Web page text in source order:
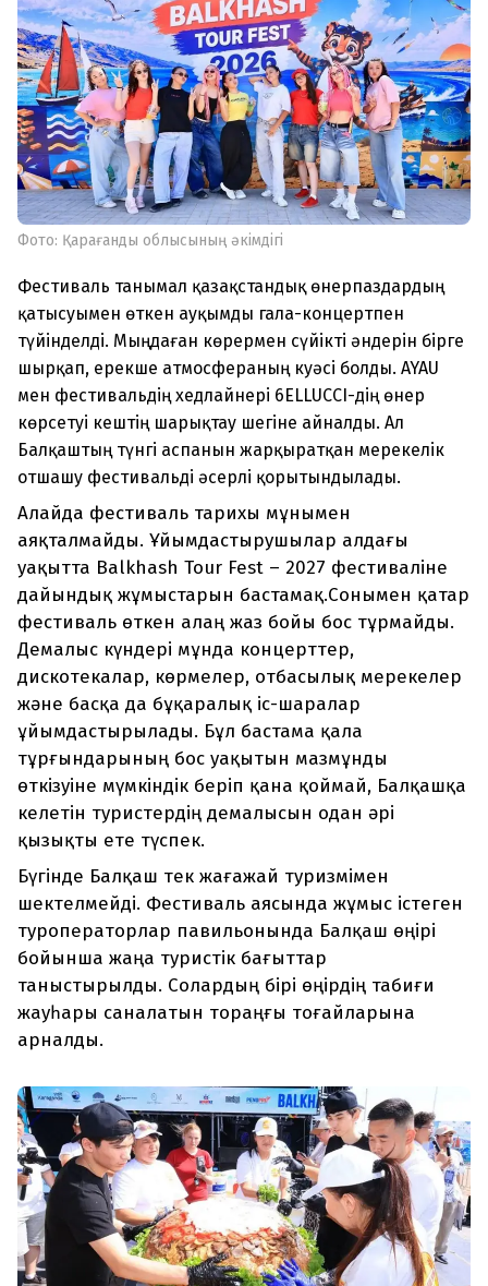
Фото: Қарағанды облысының әкімдігі
Фестиваль танымал қазақстандық өнерпаздардың
қатысуымен өткен ауқымды гала-концертпен
түйінделді. Мыңдаған көрермен сүйікті әндерін бірге
шырқап, ерекше атмосфераның куәсі болды. AYAU
мен фестивальдің хедлайнері 6ELLUCCI-дің өнер
көрсетуі кештің шарықтау шегіне айналды. Ал
Балқаштың түнгі аспанын жарқыратқан мерекелік
отшашу фестивальді әсерлі қорытындылады.
Алайда фестиваль тарихы мұнымен
аяқталмайды. Ұйымдастырушылар алдағы
уақытта Balkhash Tour Fest – 2027 фестиваліне
дайындық жұмыстарын бастамақ.Сонымен қатар
фестиваль өткен алаң жаз бойы бос тұрмайды.
Демалыс күндері мұнда концерттер,
дискотекалар, көрмелер, отбасылық мерекелер
және басқа да бұқаралық іс-шаралар
ұйымдастырылады. Бұл бастама қала
тұрғындарының бос уақытын мазмұнды
өткізуіне мүмкіндік беріп қана қоймай, Балқашқа
келетін туристердің демалысын одан әрі
қызықты ете түспек.
Бүгінде Балқаш тек жағажай туризмімен
шектелмейді. Фестиваль аясында жұмыс істеген
туроператорлар павильонында Балқаш өңірі
бойынша жаңа туристік бағыттар
таныстырылды. Солардың бірі өңірдің табиғи
жауһары саналатын тораңғы тоғайларына
арналды.